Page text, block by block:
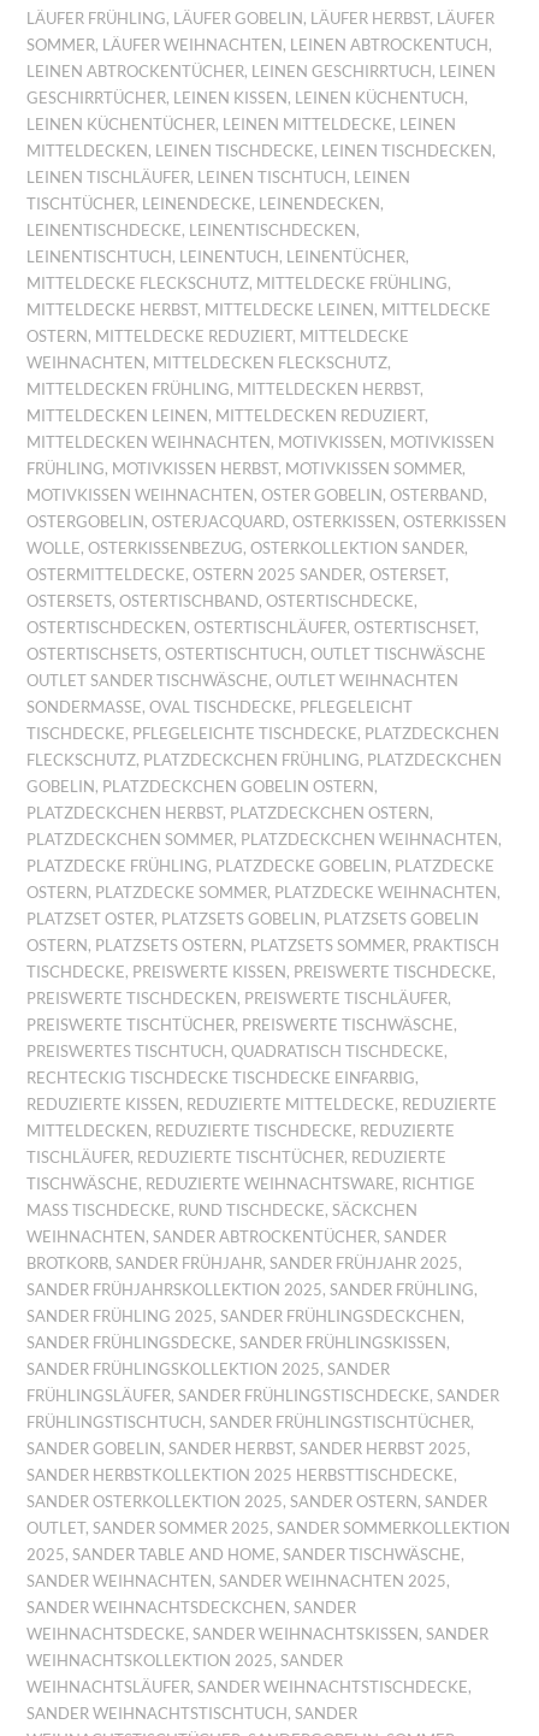
LÄUFER FRÜHLING, LÄUFER GOBELIN, LÄUFER HERBST, LÄUFER
SOMMER, LÄUFER WEIHNACHTEN, LEINEN ABTROCKENTUCH,
LEINEN ABTROCKENTÜCHER, LEINEN GESCHIRRTUCH, LEINEN
GESCHIRRTÜCHER, LEINEN KISSEN, LEINEN KÜCHENTUCH,
LEINEN KÜCHENTÜCHER, LEINEN MITTELDECKE, LEINEN
MITTELDECKEN, LEINEN TISCHDECKE, LEINEN TISCHDECKEN,
LEINEN TISCHLÄUFER, LEINEN TISCHTUCH, LEINEN
TISCHTÜCHER, LEINENDECKE, LEINENDECKEN,
LEINENTISCHDECKE, LEINENTISCHDECKEN,
LEINENTISCHTUCH, LEINENTUCH, LEINENTÜCHER,
MITTELDECKE FLECKSCHUTZ, MITTELDECKE FRÜHLING,
MITTELDECKE HERBST, MITTELDECKE LEINEN, MITTELDECKE
OSTERN, MITTELDECKE REDUZIERT, MITTELDECKE
WEIHNACHTEN, MITTELDECKEN FLECKSCHUTZ,
MITTELDECKEN FRÜHLING, MITTELDECKEN HERBST,
MITTELDECKEN LEINEN, MITTELDECKEN REDUZIERT,
MITTELDECKEN WEIHNACHTEN, MOTIVKISSEN, MOTIVKISSEN
FRÜHLING, MOTIVKISSEN HERBST, MOTIVKISSEN SOMMER,
MOTIVKISSEN WEIHNACHTEN,OSTER GOBELIN,OSTERBAND,
OSTERGOBELIN,OSTERJACQUARD,OSTERKISSEN,OSTERKISSEN
WOLLE,OSTERKISSENBEZUG,OSTERKOLLEKTION SANDER,
OSTERMITTELDECKE,OSTERN 2025 SANDER,OSTERSET,
OSTERSETS,OSTERTISCHBAND,OSTERTISCHDECKE,
OSTERTISCHDECKEN,OSTERTISCHLÄUFER,OSTERTISCHSET,
OSTERTISCHSETS,OSTERTISCHTUCH,OUTLET TISCHWÄSCHE
OUTLET SANDER TISCHWÄSCHE,OUTLET WEIHNACHTEN
SONDERMASSE ,OVAL TISCHDECKE, PFLEGELEICHT
TISCHDECKE, PFLEGELEICHTE TISCHDECKE, PLATZDECKCHEN
FLECKSCHUTZ, PLATZDECKCHEN FRÜHLING, PLATZDECKCHEN
GOBELIN, PLATZDECKCHEN GOBELIN OSTERN,
PLATZDECKCHEN HERBST, PLATZDECKCHEN OSTERN,
PLATZDECKCHEN SOMMER, PLATZDECKCHEN WEIHNACHTEN,
PLATZDECKE FRÜHLING, PLATZDECKE GOBELIN, PLATZDECKE
OSTERN, PLATZDECKE SOMMER, PLATZDECKE WEIHNACHTEN,
PLATZSET OSTER, PLATZSETS GOBELIN, PLATZSETS GOBELIN
OSTERN, PLATZSETS OSTERN, PLATZSETS SOMMER, PRAKTISCH
TISCHDECKE, PREISWERTE KISSEN, PREISWERTE TISCHDECKE,
PREISWERTE TISCHDECKEN, PREISWERTE TISCHLÄUFER,
PREISWERTE TISCHTÜCHER, PREISWERTE TISCHWÄSCHE,
PREISWERTES TISCHTUCH,QUADRATISCH TISCHDECKE,
RECHTECKIG TISCHDECKE TISCHDECKE EINFARBIG,
REDUZIERTE KISSEN, REDUZIERTE MITTELDECKE, REDUZIERTE
MITTELDECKEN, REDUZIERTE TISCHDECKE, REDUZIERTE
TISCHLÄUFER, REDUZIERTE TISCHTÜCHER, REDUZIERTE
TISCHWÄSCHE, REDUZIERTE WEIHNACHTSWARE, RICHTIGE
MASS TISCHDECKE
, RUND TISCHDECKE,SÄCKCHEN
WEIHNACHTEN,SANDER ABTROCKENTÜCHER,SANDER
BROTKORB,SANDER FRÜHJAHR,SANDER FRÜHJAHR 2025,
SANDER FRÜHJAHRSKOLLEKTION 2025,SANDER FRÜHLING,
SANDER FRÜHLING 2025,SANDER FRÜHLINGSDECKCHEN,
SANDER FRÜHLINGSDECKE,SANDER FRÜHLINGSKISSEN,
SANDER FRÜHLINGSKOLLEKTION 2025,SANDER
FRÜHLINGSLÄUFER,SANDER FRÜHLINGSTISCHDECKE,SANDER
FRÜHLINGSTISCHTUCH,SANDER FRÜHLINGSTISCHTÜCHER,
SANDER GOBELIN,SANDER HERBST,SANDER HERBST 2025,
SANDER HERBSTKOLLEKTION 2025 HERBSTTISCHDECKE,
SANDER OSTERKOLLEKTION 2025,SANDER OSTERN,SANDER
OUTLET,SANDER SOMMER 2025,SANDER SOMMERKOLLEKTION
2025,SANDER TABLE AND HOME,SANDER TISCHWÄSCHE,
SANDER WEIHNACHTEN,SANDER WEIHNACHTEN 2025,
SANDER WEIHNACHTSDECKCHEN,SANDER
WEIHNACHTSDECKE,SANDER WEIHNACHTSKISSEN,SANDER
WEIHNACHTSKOLLEKTION 2025,SANDER
WEIHNACHTSLÄUFER,SANDER WEIHNACHTSTISCHDECKE,
SANDER WEIHNACHTSTISCHTUCH,SANDER